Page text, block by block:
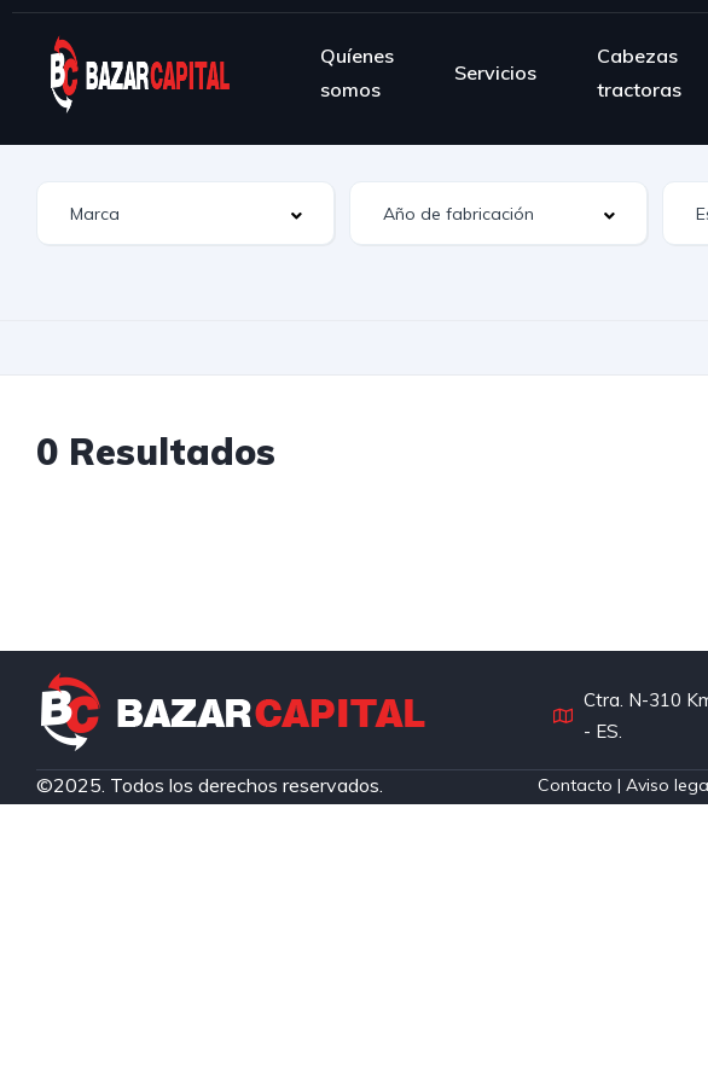
Quíenes
somos
Servicios
Cabezas
tractoras
0 Resultados
Ctra. N-310
- ES.
©2025. Todos los derechos reservados. Contacto | Aviso